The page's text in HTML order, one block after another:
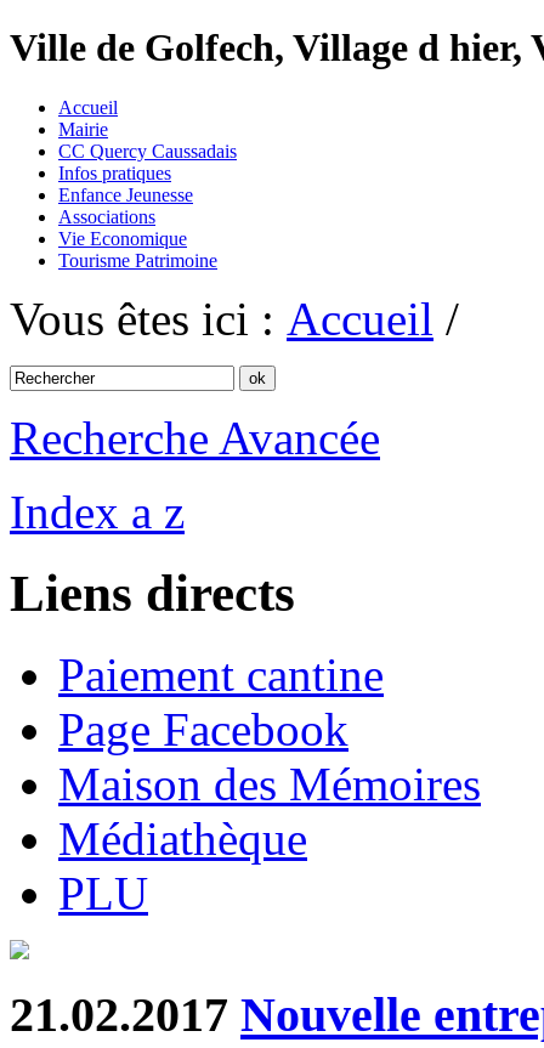
Ville de Golfech, Village d
Accueil
Mairie
CC Quercy Caussadais
Infos pratiques
Enfance Jeunesse
Associations
Vie Economique
Tourisme Patrimoine
Vous êtes ici : Accueil /
Recherche Avancée
Index a z
Liens directs
Paiement cantine
Page Facebook
Maison des Mémoires
Médiathèque
PLU
21.02.2017 Nouvelle